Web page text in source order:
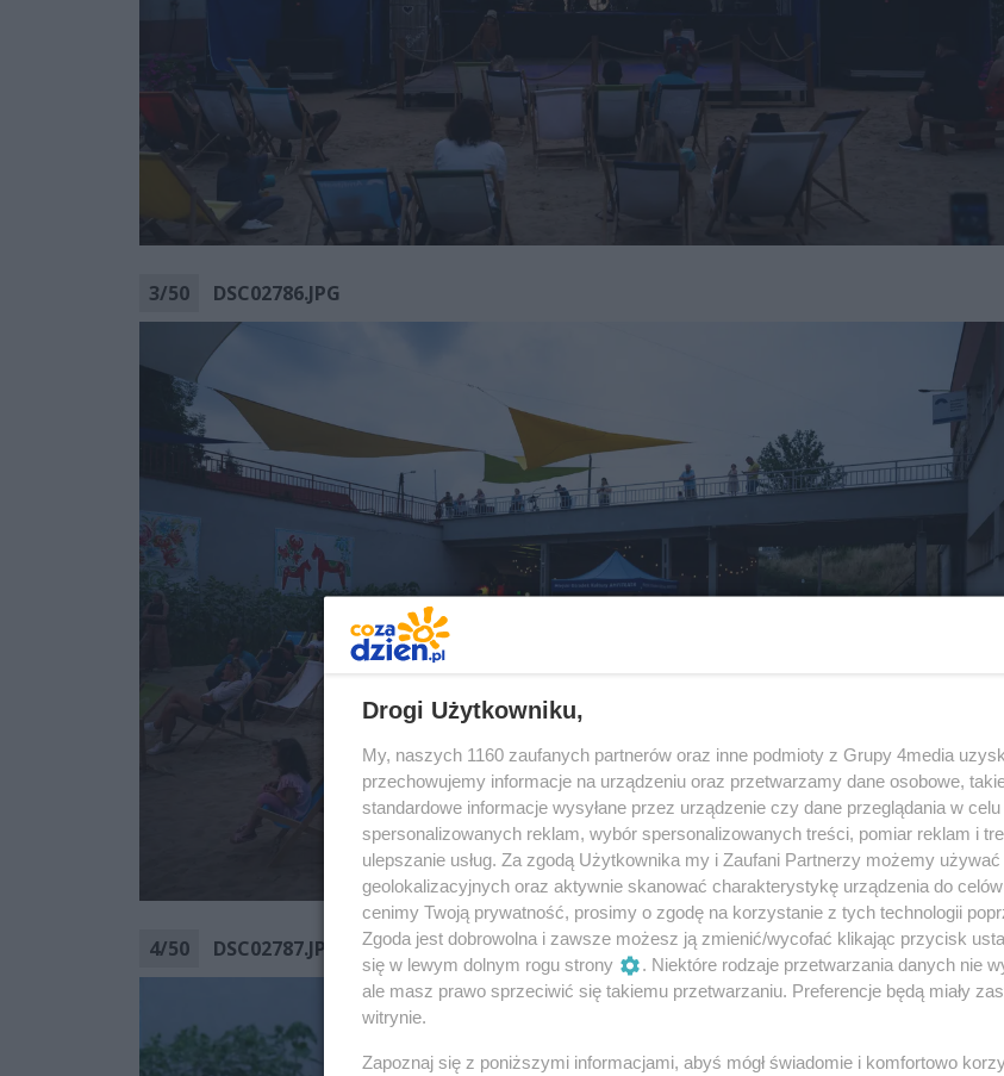
3/50 DSC02786.JPG
4/50 DSC02787.JPG
Drogi Użytkowniku,
My, naszych 1160 zaufanych partnerów oraz inne podmioty z Grupy 4media
przechowujemy informacje na urządzeniu oraz przetwarzamy dane osobowe,
standardowe informacje wysyłane przez urządzenie czy dane przeglądania w
spersonalizowanych reklam, wybór spersonalizowanych treści, pomiar reklam i
ulepszanie usług. Za zgodą Użytkownika my i Zaufani Partnerzy możemy używać
geolokalizacyjnych oraz aktywnie skanować charakterystykę urządzenia do
cenimy Twoją prywatność, prosimy o zgodę na korzystanie z tych technologii
Zgoda jest dobrowolna i zawsze możesz ją zmienić/wycofać klikając przycisk
się w lewym dolnym rogu strony
. Niektóre rodzaje przetwarzania danych nie
ale masz prawo sprzeciwić się takiemu przetwarzaniu. Preferencje będą miały
witrynie.
Zapoznaj się z poniższymi informacjami, abyś mógł świadomie i komfortowo